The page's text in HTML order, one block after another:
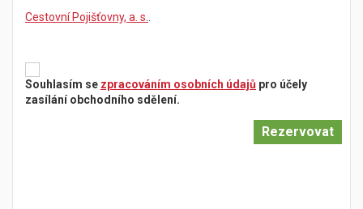
Cestovní Pojišťovny, a. s.
Souhlasím se zpracováním osobních údajů pro účely
zasílání obchodního sdělení.